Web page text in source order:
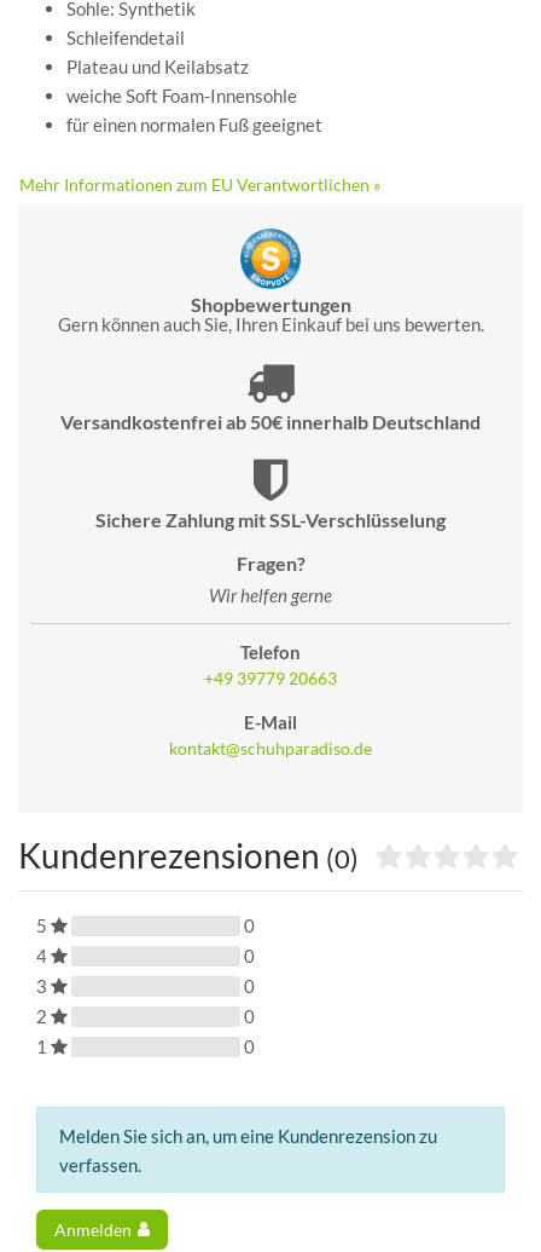
Sohle: Synthetik
Schleifendetail
Plateau und Keilabsatz
weiche Soft Foam-Innensohle
für einen normalen Fuß geeignet
Mehr Informationen zum EU Verantwortlichen »
Shopbewertungen
Gern können auch Sie, Ihren Einkauf bei uns bewerten.
Versandkostenfrei ab 50€ innerhalb Deutschland
Sichere Zahlung mit SSL-Verschlüsselung
Fragen?
Wir helfen gerne
Telefon
+49 39779 20663
E-Mail
kontakt@schuhparadiso.de
Kundenrezensionen (0)
5
0
4
0
3
0
2
0
1
0
Melden Sie sich an, um eine Kundenrezension zu
verfassen.
Anmelden